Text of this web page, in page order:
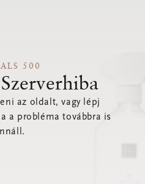
500
az oldalt, vagy lépj
a probléma továbbra is